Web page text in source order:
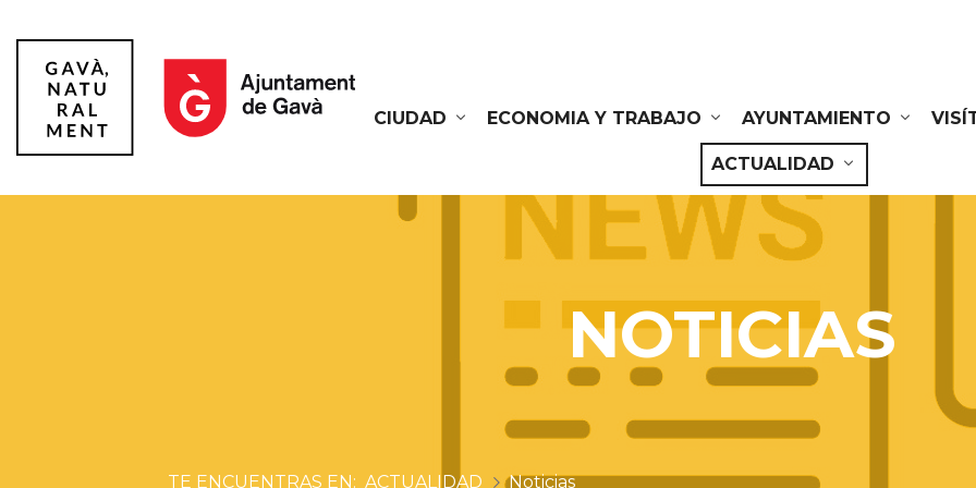
CIUDAD
ECONOMIA Y TRABAJO AYUNTAMIENTO
ACTUALIDAD
NOTICIAS
ACTUALIDAD Noticias